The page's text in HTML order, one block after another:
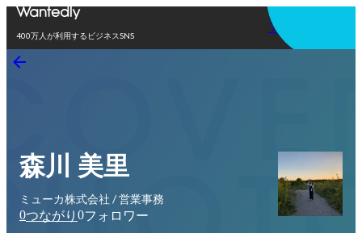
400万人が利用するビジネスSNS
アプリを使う
森川 美里
ミューカ株式会社 / 営業事務
0つながり 0フォロワー